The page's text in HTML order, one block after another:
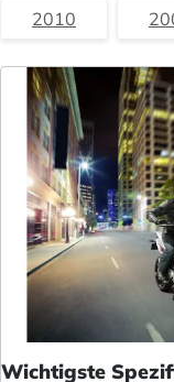
2010
Wichtigste